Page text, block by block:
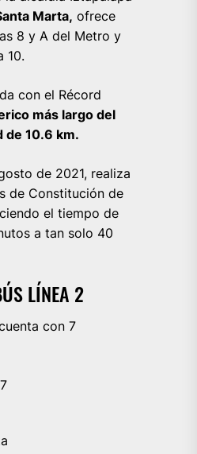
Marta, ofrece
8 y A del Metro y
10.
con el Récord
más largo del
de 10.6 km.
de 2021, realiza
de Constitución de
el tiempo de
a tan solo 40
LÍNEA 2
con 7